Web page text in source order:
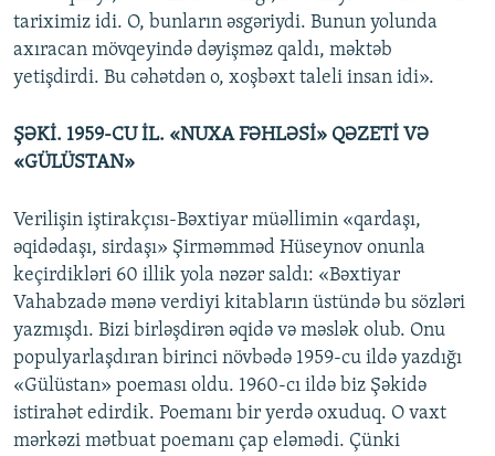
tariximiz idi. O, bunların əsgəriydi. Bunun yolunda
axıracan mövqeyində dəyişməz qaldı, məktəb
yetişdirdi. Bu cəhətdən o, xoşbəxt taleli insan idi».
ŞƏKİ. 1959-CU İL. «NUXA FƏHLƏSİ» QƏZETİ VƏ
«GÜLÜSTAN»
Verilişin iştirakçısı-Bəxtiyar müəllimin «qardaşı,
əqidədaşı, sirdaşı» Şirməmməd Hüseynov onunla
keçirdikləri 60 illik yola nəzər saldı: «Bəxtiyar
Vahabzadə mənə verdiyi kitabların üstündə bu sözləri
yazmışdı. Bizi birləşdirən əqidə və məslək olub. Onu
populyarlaşdıran birinci növbədə 1959-cu ildə yazdığı
«Gülüstan» poeması oldu. 1960-cı ildə biz Şəkidə
istirahət edirdik. Poemanı bir yerdə oxuduq. O vaxt
mərkəzi mətbuat poemanı çap eləmədi. Çünki